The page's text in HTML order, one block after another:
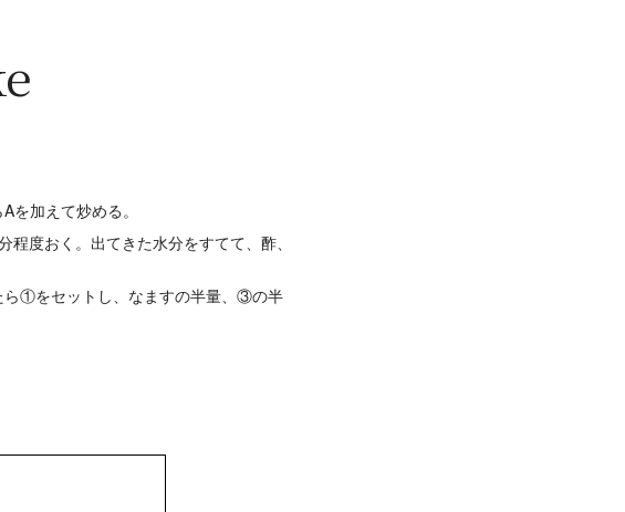
を加えて炒める。
度おく。出てきた水分をすてて、酢、
ら①をセットし、なますの半量、③の半